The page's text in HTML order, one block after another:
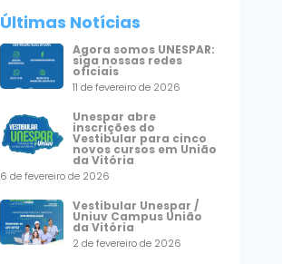
Últimas Notícias
Agora somos UNESPAR:
siga nossas redes
oficiais
11 de fevereiro de 2026
Unespar abre
inscrições do
Vestibular para cinco
novos cursos em União
da Vitória
6 de fevereiro de 2026
Vestibular Unespar /
Uniuv Campus União
da Vitória
2 de fevereiro de 2026